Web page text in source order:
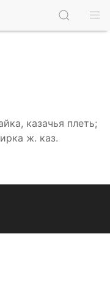
казачья плеть;
ж. каз.